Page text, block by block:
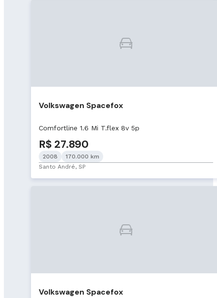
Volkswagen Spacefox
Comfortline 1.6 Mi T.flex 8v 5p
R$ 27.890
2008
170.000 km
Santo André, SP
Volkswagen Spacefox